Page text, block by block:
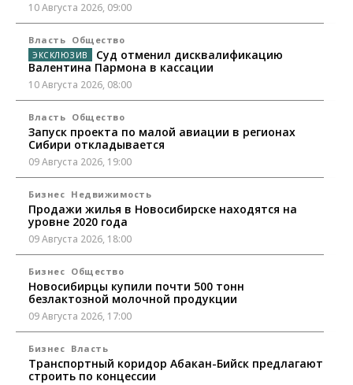
10 Августа 2026, 09:00
Власть Общество
Суд отменил дисквалификацию
Валентина Пармона в кассации
10 Августа 2026, 08:00
Власть Общество
Запуск проекта по малой авиации в регионах
Сибири откладывается
09 Августа 2026, 19:00
Бизнес Недвижимость
Продажи жилья в Новосибирске находятся на
уровне 2020 года
09 Августа 2026, 18:00
Бизнес Общество
Новосибирцы купили почти 500 тонн
безлактозной молочной продукции
09 Августа 2026, 17:00
Бизнес Власть
Транспортный коридор Абакан-Бийск предлагают
строить по концессии